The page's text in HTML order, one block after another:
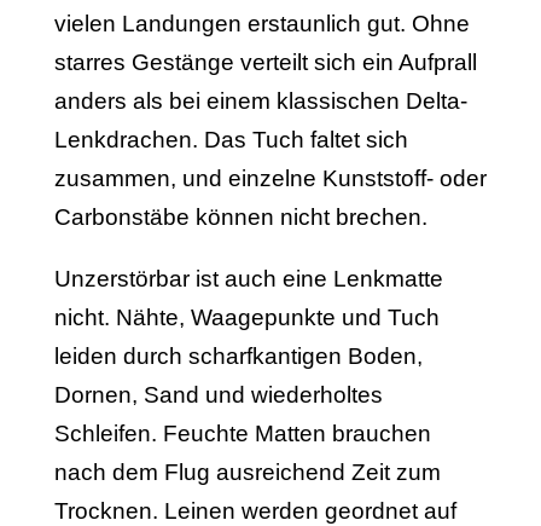
vielen Landungen erstaunlich gut. Ohne
starres Gestänge verteilt sich ein Aufprall
anders als bei einem klassischen Delta-
Lenkdrachen. Das Tuch faltet sich
zusammen, und einzelne Kunststoff- oder
Carbonstäbe können nicht brechen.
Unzerstörbar ist auch eine Lenkmatte
nicht. Nähte, Waagepunkte und Tuch
leiden durch scharfkantigen Boden,
Dornen, Sand und wiederholtes
Schleifen. Feuchte Matten brauchen
nach dem Flug ausreichend Zeit zum
Trocknen. Leinen werden geordnet auf